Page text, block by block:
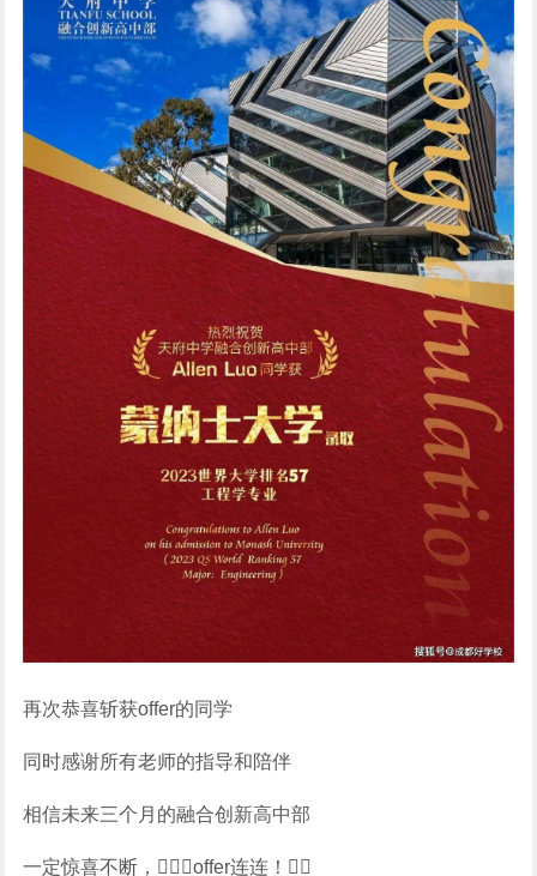
再次恭喜斩获offer的同学
同时感谢所有老师的指导和陪伴
相信未来三个月的融合创新高中部
一定惊喜不断，offer连连！